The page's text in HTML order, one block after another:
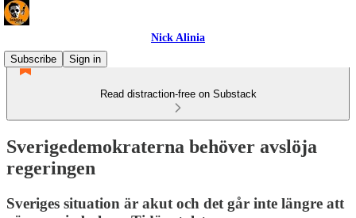
Nick Alinia
Subscribe
Sign in
Read distraction-free on Substack
Sverigedemokraterna behöver avslöja
regeringen
Sveriges situation är akut och det går inte längre att